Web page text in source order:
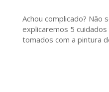
Achou complicado? Não
explicaremos 5
tomados com a pintura